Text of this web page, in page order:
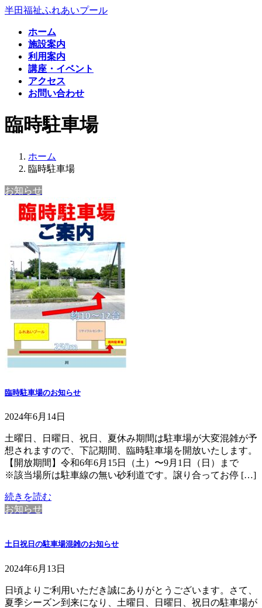
コ
プ
ナ
動
半田福祉ふれあいプール
ホーム
施設案内
利用案内
講座・イベント
アクセス
お問い合わせ
臨時駐車場
ホーム
臨時駐車場
お知らせ
臨時駐車場のお知らせ
2024年6月14日
土曜日、日曜日、祝日、夏休み期間は駐車場が大変混雑が予
想されますので、下記期間、臨時駐車場を開放いたします。
【開放期間】令和6年6月15日（土）〜9月1日（日）まで
※該当場所は駐車線の無い砂利道です。譲り合ってお停 […]
続きを読む
お知らせ
土日祝日の駐車場混雑のお知らせ
2024年6月13日
日頃よりご利用いただき誠にありがとうございます。さて、
夏季シーズン到来になり、土曜日、日曜日、祝日の駐車場が